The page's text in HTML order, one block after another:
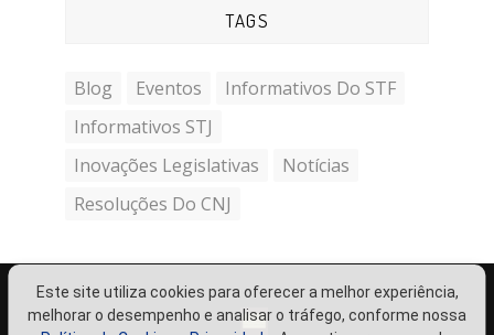
Este site utiliza cookies para oferecer a melhor experiência,
melhorar o desempenho e analisar o tráfego, conforme nossa
TAGS
Blog Eventos
Informativos Do STF
Informativos STJ
Inovações Legislativas
Notícias
Resoluções Do CNJ